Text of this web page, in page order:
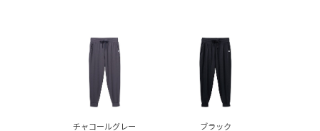
チャコールグレー ブラック